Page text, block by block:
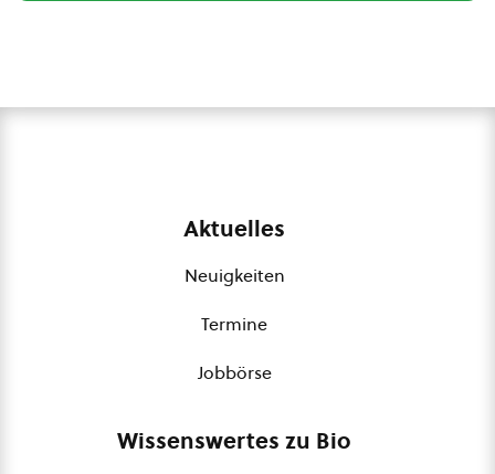
Aktuelles
Neuigkeiten
Termine
Jobbörse
Wissenswertes zu Bio